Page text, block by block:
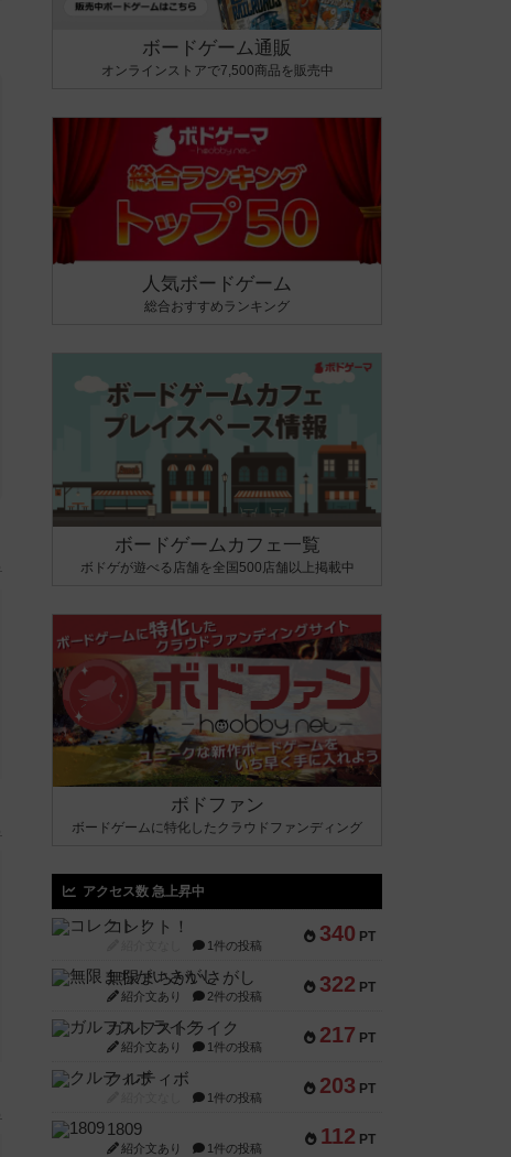
ボードゲーム通販
オンラインストアで7,500商品を販売中
人気ボードゲーム
総合おすすめランキング
ボードゲームカフェ一覧
ボドゲが遊べる店舗を全国500店舗以上掲載中
ボドファン
ボードゲームに特化したクラウドファンディング
アクセス数 急上昇中
340 PT
コレクト！
1件の投稿
322 PT
無限まちがいさがし
紹介文あり 2件の投稿
217 PT
ガルフストライク
紹介文あり 1件の投稿
203 PT
クルティボ
1件の投稿
112 PT
1809
紹介文あり 1件の投稿